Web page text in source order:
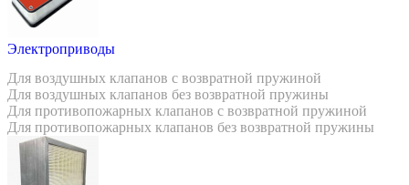
Электроприводы
Для воздушных клапанов с возвратной пружиной
Для воздушных клапанов без возвратной пружины
Для противопожарных клапанов с возвратной пружиной
Для противопожарных клапанов без возвратной пружины